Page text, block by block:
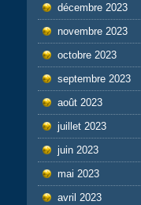
décembre 2023
novembre 2023
octobre 2023
septembre 2023
août 2023
juillet 2023
juin 2023
mai 2023
avril 2023